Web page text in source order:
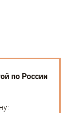
по России